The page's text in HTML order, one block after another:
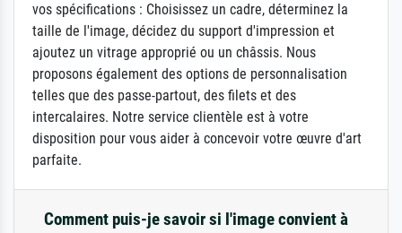
vos spécifications : Choisissez un cadre, déterminez la
taille de l'image, décidez du support d'impression et
ajoutez un vitrage approprié ou un châssis. Nous
proposons également des options de personnalisation
telles que des passe-partout, des filets et des
intercalaires. Notre service clientèle est à votre
disposition pour vous aider à concevoir votre œuvre d'art
parfaite.
Comment puis-je savoir si l'image convient à